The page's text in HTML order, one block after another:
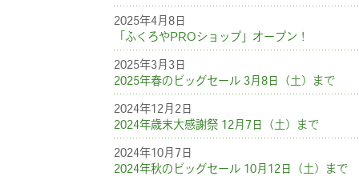
2025年4月8日
「ふくろやPROショップ」オープン！
2025年3月3日
2025年春のビッグセール 3月8日（土）まで
2024年12月2日
2024年歳末大感謝祭 12月7日（土）まで
2024年10月7日
2024年秋のビッグセール 10月12日（土）まで